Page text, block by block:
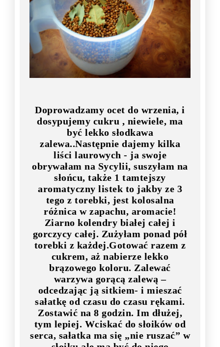
Doprowadzamy ocet do wrzenia, i
dosypujemy cukru , niewiele, ma
być lekko słodkawa
zalewa..Następnie dajemy kilka
liści laurowych - ja swoje
obrywałam na Sycylii, suszyłam na
słońcu, także 1 tamtejszy
aromatyczny listek to jakby ze 3
tego z torebki, jest kolosalna
różnica w zapachu, aromacie!
Ziarno kolendry białej całej i
gorczycy całej. Zużyłam ponad pół
torebki z każdej.Gotować razem z
cukrem, aż nabierze lekko
brązowego koloru. Zalewać
warzywa gorącą zalewą –
odcedzając ją sitkiem- i mieszać
sałatkę od czasu do czasu rękami.
Zostawić na 8 godzin. Im dłużej,
tym lepiej. Wciskać do słoików od
serca, sałatka ma się „nie ruszać” w